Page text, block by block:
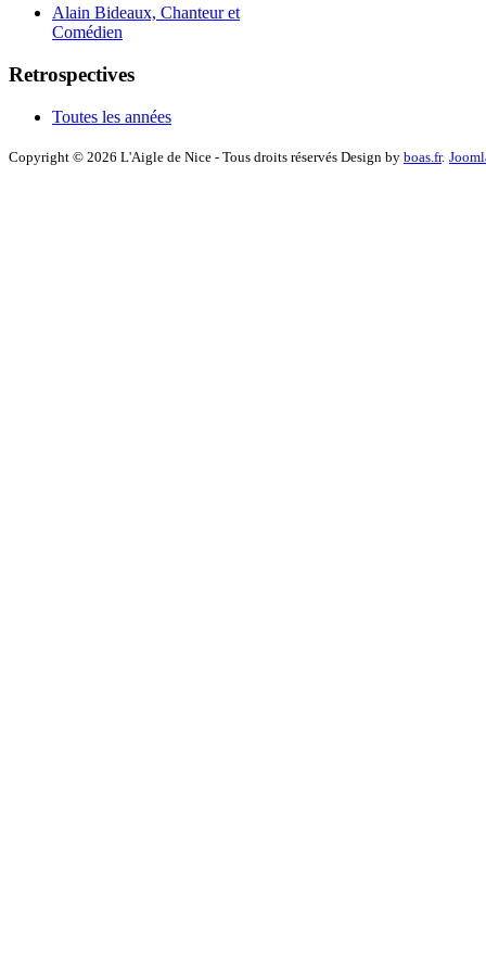
Alain Bideaux, Chanteur et
Comédien
Retrospectives
Toutes les années
Copyright © 2026 L'Aigle de Nice - Tous droits réservés Design by boas.fr.